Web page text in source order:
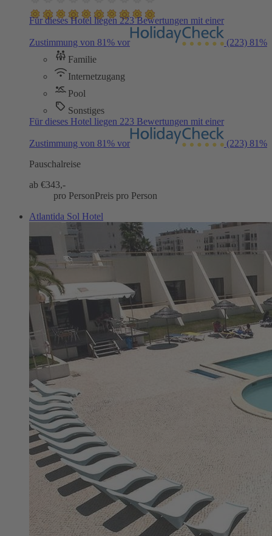
Für dieses Hotel liegen 223 Bewertungen mit einer
Zustimmung von 81% vor (223) 81%
Familie
Internetzugang
Pool
Sonstiges
Für dieses Hotel liegen 223 Bewertungen mit einer
Zustimmung von 81% vor (223) 81%
Pauschalreise
ab €343,-
pro PersonPreis pro Person
Atlantida Sol Hotel